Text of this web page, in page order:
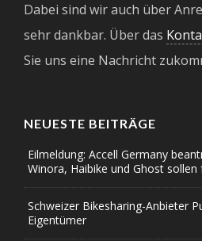
Dabei sind wir auch über
sehr dankbar. Über das
Sie uns eine Nachricht
NEUESTE BEITRÄGE
Eilmeldung: Accell Germany
Winora, Haibike und Ghost
Schweizer Bikesharing-Anbieter
Eigentümer